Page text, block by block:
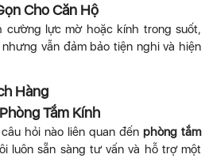
Cho Căn Hộ
cường lực mờ hoặc kính trong suốt,
vẫn đảm bảo tiện nghi và hiện
Hàng
Tắm Kính
hỏi nào liên quan đến phòng tắm
luôn sẵn sàng tư vấn và hỗ trợ một